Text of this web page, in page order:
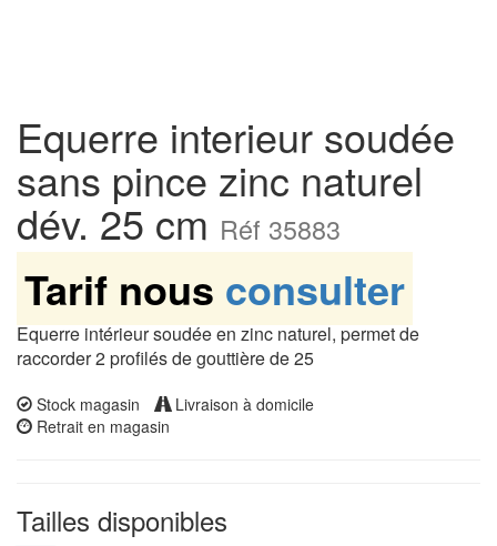
Equerre interieur soudée
sans pince zinc naturel
dév. 25 cm Réf 35883
Tarif nous consulter
Equerre intérieur soudée en zinc naturel, permet de
raccorder 2 profilés de gouttière de 25
Stock magasin
Livraison à domicile
Retrait en magasin
Tailles disponibles